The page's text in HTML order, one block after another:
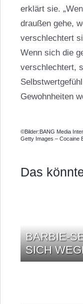
erklärt sie.
draußen gehe,
verschlechtert
Wenn sich die
verschlechtert,
Gewohnheiten
©Bilder:BANG Media
Getty Images – Cocaine
Das
BARBIE-
SICH